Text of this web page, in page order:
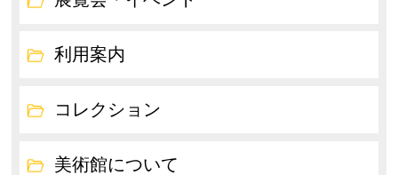
利用案内
コレクション
美術館について